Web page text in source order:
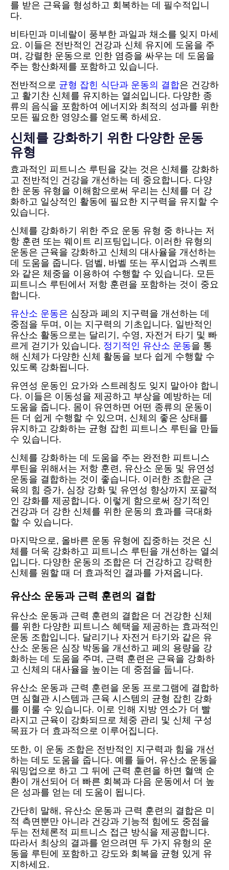
를 받은 근육을 형성하고 회복하는 데 필수적입니
다.
비타민과 미네랄이 풍부한 과일과 채소를 잊지 마세
요. 이들은 전반적인 건강과 신체 유지에 도움을 주
며, 강렬한 운동으로 인한 염증을 싸우는 데 도움을
주는 항산화제를 포함하고 있습니다.
전반적으로 균형 잡힌 식단과 운동의 결합은 건강하
고 활기찬 신체를 유지하는 열쇠입니다. 다양한 종
류의 음식을 포함하여 에너지와 최적의 성과를 위한
모든 필요한 영양소를 얻도록 하세요.
신체를 강화하기 위한 다양한 운동
유형
효과적인 피트니스 루틴을 갖는 것은 신체를 강화하
고 전반적인 건강을 개선하는 데 중요합니다. 다양
한 운동 유형을 이해함으로써 우리는 신체를 더 강
화하고 일상적인 활동에 필요한 지구력을 유지할 수
있습니다.
신체를 강화하기 위한 주요 운동 유형 중 하나는 저
항 훈련 또는 웨이트 리프팅입니다. 이러한 유형의
운동은 근육을 강화하고 신체의 대사율을 개선하는
데 도움을 줍니다. 덤벨, 바벨 또는 푸시업과 스쿼트
와 같은 체중을 이용하여 수행할 수 있습니다. 모든
피트니스 루틴에서 저항 훈련을 포함하는 것이 중요
합니다.
유산소 운동은 심장과 폐의 지구력을 개선하는 데
중점을 두며, 이는 지구력의 기초입니다. 일반적인
유산소 활동으로는 달리기, 수영, 자전거 타기 및 빠
르게 걷기가 있습니다. 정기적인 유산소 운동을 통
해 신체가 다양한 신체 활동을 보다 쉽게 수행할 수
있도록 강화됩니다.
유연성 운동인 요가와 스트레칭도 잊지 말아야 합니
다. 이들은 이동성을 제공하고 부상을 예방하는 데
도움을 줍니다. 몸이 유연하면 어떤 종류의 운동이
든 더 쉽게 수행할 수 있으며, 신체의 좋은 상태를
유지하고 강화하는 균형 잡힌 피트니스 루틴을 만들
수 있습니다.
신체를 강화하는 데 도움을 주는 완전한 피트니스
루틴을 위해서는 저항 훈련, 유산소 운동 및 유연성
운동을 결합하는 것이 좋습니다. 이러한 조합은 근
육의 힘 증가, 심장 강화 및 유연성 향상까지 포괄적
인 강화를 제공합니다. 이렇게 함으로써 장기적인
건강과 더 강한 신체를 위한 운동의 효과를 극대화
할 수 있습니다.
마지막으로, 올바른 운동 유형에 집중하는 것은 신
체를 더욱 강화하고 피트니스 루틴을 개선하는 열쇠
입니다. 다양한 운동의 조합은 더 건강하고 강력한
신체를 원할 때 더 효과적인 결과를 가져옵니다.
유산소 운동과 근력 훈련의 결합
유산소 운동과 근력 훈련의 결합은 더 건강한 신체
를 위한 다양한 피트니스 혜택을 제공하는 효과적인
운동 조합입니다. 달리기나 자전거 타기와 같은 유
산소 운동은 심장 박동을 개선하고 폐의 용량을 강
화하는 데 도움을 주며, 근력 훈련은 근육을 강화하
고 신체의 대사율을 높이는 데 중점을 둡니다.
유산소 운동과 근력 훈련을 운동 프로그램에 결합하
면 심혈관 시스템과 근육 시스템의 균형 잡힌 강화
를 이룰 수 있습니다. 이로 인해 지방 연소가 더 빨
라지고 근육이 강화되므로 체중 관리 및 신체 구성
목표가 더 효과적으로 이루어집니다.
또한, 이 운동 조합은 전반적인 지구력과 힘을 개선
하는 데도 도움을 줍니다. 예를 들어, 유산소 운동을
워밍업으로 하고 그 뒤에 근력 훈련을 하면 혈액 순
환이 개선되어 더 빠른 회복과 다음 운동에서 더 높
은 성과를 얻는 데 도움이 됩니다.
간단히 말해, 유산소 운동과 근력 훈련의 결합은 미
적 측면뿐만 아니라 건강과 기능적 힘에도 중점을
두는 전체론적 피트니스 접근 방식을 제공합니다.
따라서 최상의 결과를 얻으려면 두 가지 유형의 운
동을 루틴에 포함하고 강도와 회복을 균형 있게 유
지하세요.